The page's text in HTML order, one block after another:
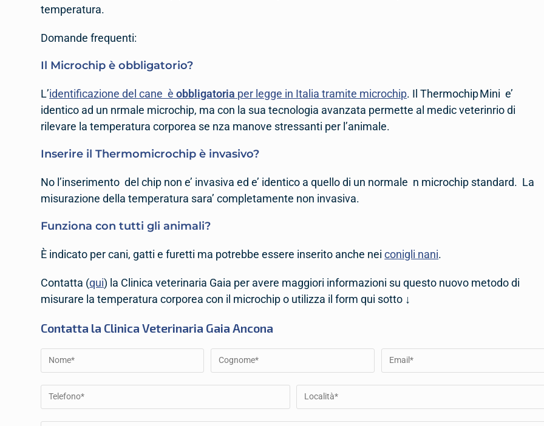
temperatura.
Domande frequenti:
Il Microchip è obbligatorio?
L’identificazione del cane èobbligatoria per legge in Italia tramite microchip. Il Thermochip Mini e’
identico ad un nrmale microchip, ma con la sua tecnologia avanzata permette al medic veterinrio di
rilevare la temperatura corporea se nza manove stressanti per l’animale.
Inserire il Thermomicrochip è invasivo?
No l’inserimento del chip non e’ invasiva ed e’ identico a quello di un normale n microchip standard. La
misurazione della temperatura sara’ completamente non invasiva.
Funziona con tutti gli animali?
È indicato per cani, gatti e furetti ma potrebbe essere inserito anche neiconigli nani.
Contatta (qui) la Clinica veterinaria Gaia per avere maggiori informazioni su questo nuovo metodo di
misurare la temperatura corporea con il microchip o utilizza il form qui sotto ↓
Contatta la Clinica Veterinaria Gaia Ancona